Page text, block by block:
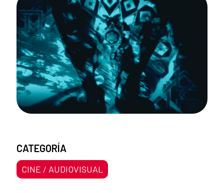
CATEGORÍA
CINE / AUDIOVISUAL